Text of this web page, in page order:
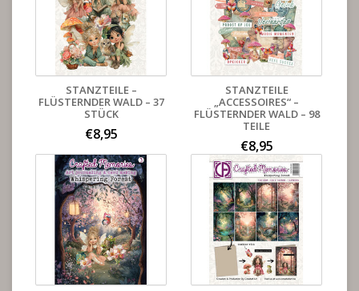
STANZTEILE –
FLÜSTERNDER WALD – 37
STÜCK
€8,95
STANZTEILE
„ACCESSOIRES“ –
FLÜSTERNDER WALD – 98
TEILE
€8,95